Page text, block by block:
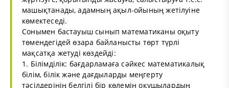
машықтанады, адамның ақыл-ойының жетілуіне
көмектеседі.
Сонымен бастауыш сынып математиканы оқыту
төмендегідей өзара байланысты төрт түрлі
мақсатқа жетуді көздейді:
1. Білімділік: бағдарламаға сәйкес математикалық
білім, білік және дағдыларды меңгерту
тәсілдерінің белгілі бір көлемін оқушылардың